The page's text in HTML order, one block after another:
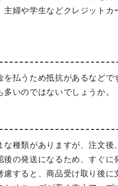
婦や学生などクレジットカ
払うため抵抗があるなどで
いのではないでしょうか。
種類がありますが、注文後
の発送になるため、すぐに
すると、商品受け取り後に